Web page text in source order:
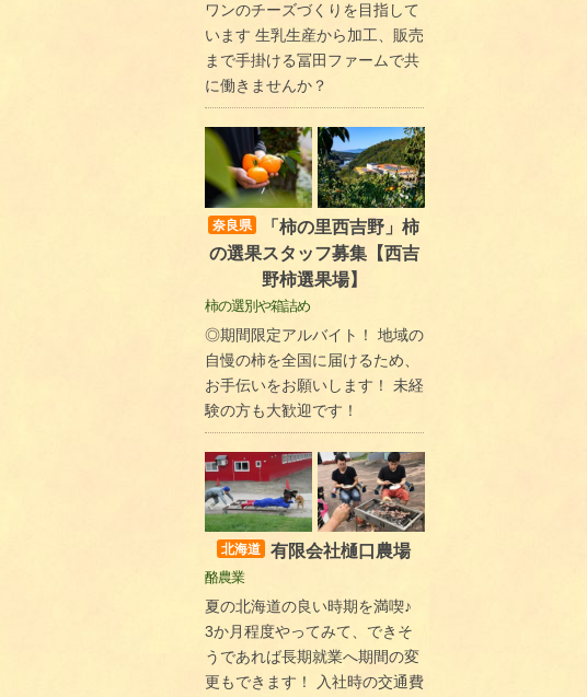
ワンのチーズづくりを目指して
います 生乳生産から加工、販売
まで手掛ける冨田ファームで共
に働きませんか？
奈良県
「柿の里西吉野」柿
の選果スタッフ募集【西吉
野柿選果場】
柿の選別や箱詰め
◎期間限定アルバイト！ 地域の
自慢の柿を全国に届けるため、
お手伝いをお願いします！ 未経
験の方も大歓迎です！
北海道 有限会社樋口農場
酪農業
夏の北海道の良い時期を満喫♪
3か月程度やってみて、できそ
うであれば長期就業へ期間の変
更もできます！ 入社時の交通費